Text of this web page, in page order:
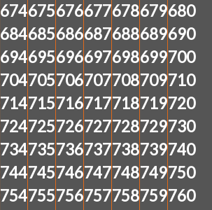
674675676677678679680
684685686687688689690
694695696697698699700
704705706707708709710
714715716717718719720
724725726727728729730
734735736737738739740
744745746747748749750
754755756757758759760